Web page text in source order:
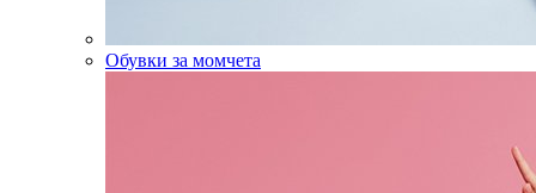
Обувки за момчета